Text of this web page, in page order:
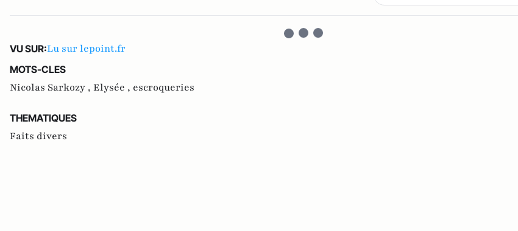
VU SUR:Lu sur lepoint.fr
MOTS-CLES
Nicolas Sarkozy , Elysée , escroqueries
THEMATIQUES
Faits divers